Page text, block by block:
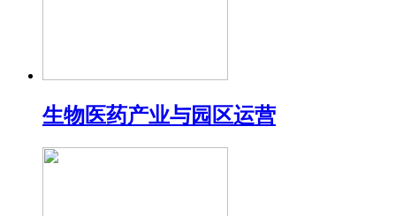
生物医药产业与园区运营